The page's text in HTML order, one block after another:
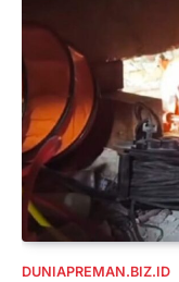
DUNIAPREMAN.BIZ.ID